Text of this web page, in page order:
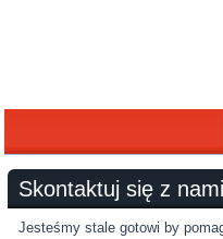
Skontaktuj się z
Jesteśmy stale gotowi by